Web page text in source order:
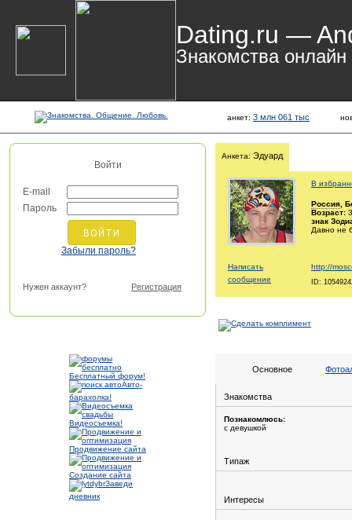
Dating.ru —
Знакомства онлайн
анкет: 3 млн 061 тыс
Войти
E-mail
Пароль
Забыли пароль?
Нужен аккаунт? Регистрация
Бесплатный форум!
Авто-
барахолка!
Видеосъемка!
Продвижение сайта
Создание сайта
Заведи
дневник
Анкета: Эдуард
В
Россия ,
Возраст:
знак
Давно не
Написать
сообщение
http://
ID:
Основное
Знакомства
Познакомлюсь:
с девушкой
Типаж
Интересы